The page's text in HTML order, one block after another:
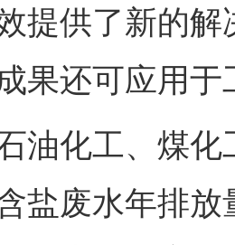
提供了新的
果还可应用
化工、煤化
盐废水年排